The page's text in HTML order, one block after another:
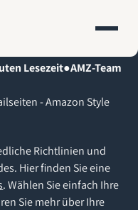
für profitables Wachstum
Lesezeit●AMZ-Team
- Amazon Style
Richtlinien und
Hier finden Sie eine
. Wählen Sie einfach Ihre
Sie mehr über Ihre